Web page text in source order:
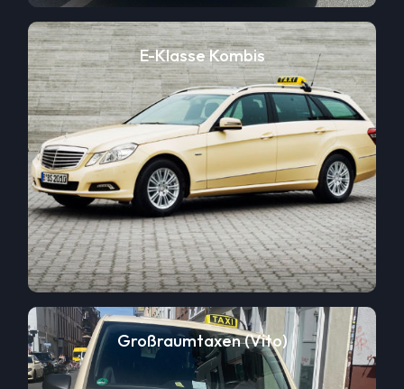
E-Klasse Kombis
Großraumtaxen (Vito)